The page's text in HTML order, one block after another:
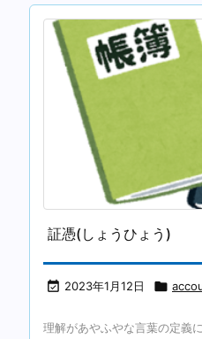
証憑(しょうひょう)
 2023年1月12日 
理解があやふやな言葉の定義